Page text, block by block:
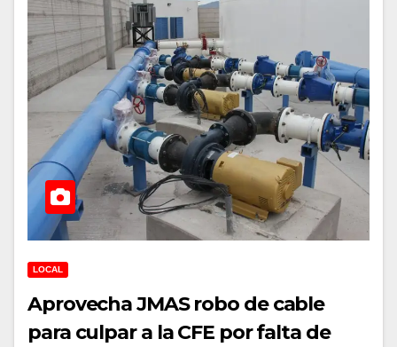
LOCAL
Aprovecha JMAS robo de cable
para culpar a la CFE por falta de